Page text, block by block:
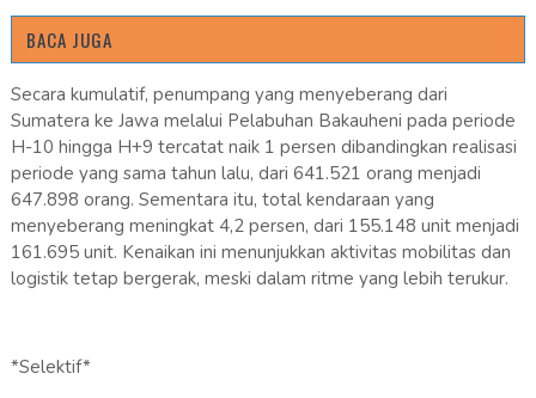
BACA JUGA
Secara kumulatif, penumpang yang menyeberang dari
Sumatera ke Jawa melalui Pelabuhan Bakauheni pada periode
H-10 hingga H+9 tercatat naik 1 persen dibandingkan realisasi
periode yang sama tahun lalu, dari 641.521 orang menjadi
647.898 orang. Sementara itu, total kendaraan yang
menyeberang meningkat 4,2 persen, dari 155.148 unit menjadi
161.695 unit. Kenaikan ini menunjukkan aktivitas mobilitas dan
logistik tetap bergerak, meski dalam ritme yang lebih terukur.
*Selektif*